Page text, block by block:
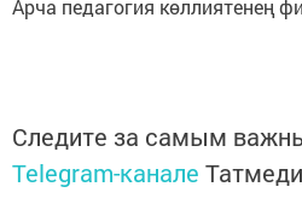
Арча педагогия көллиятенең
Следите за самым
Telegram-канале